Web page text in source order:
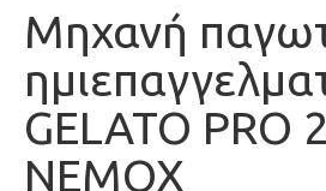
Μηχανή
GELATO PRO
NEMOX